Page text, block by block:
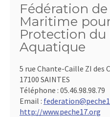
Fédération
Maritime
Protection du
Aquatique
5 rue Chante-Caille ZI des
17100 SAINTES
Téléphone : 05.46.98.98.79
Email :
http://www.peche17.org